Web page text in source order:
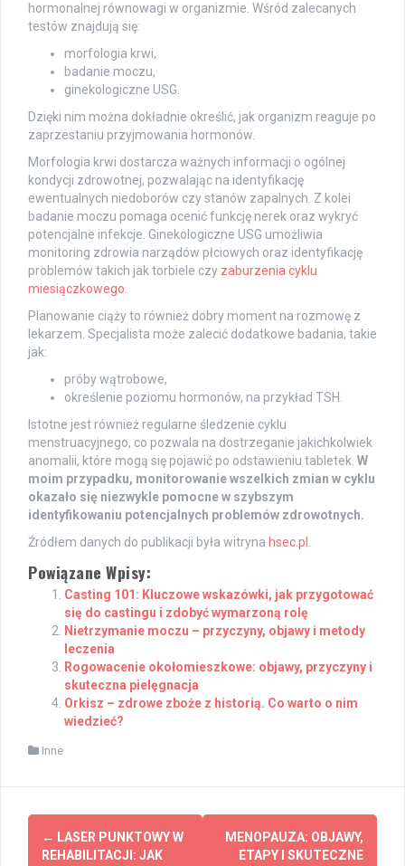
hormonalnej równowagi w organizmie. Wśród zalecanych
testów znajdują się:
morfologia krwi,
badanie moczu,
ginekologiczne USG.
Dzięki nim można dokładnie określić, jak organizm reaguje po
zaprzestaniu przyjmowania hormonów.
Morfologia krwi dostarcza ważnych informacji o ogólnej
kondycji zdrowotnej, pozwalając na identyfikację
ewentualnych niedoborów czy stanów zapalnych. Z kolei
badanie moczu pomaga ocenić funkcję nerek oraz wykryć
potencjalne infekcje. Ginekologiczne USG umożliwia
monitoring zdrowia narządów płciowych oraz identyfikację
problemów takich jak torbiele czy zaburzenia cyklu
miesiączkowego
Planowanie ciąży to również dobry moment na rozmowę z
lekarzem. Specjalista może zalecić dodatkowe badania, takie
jak:
próby wątrobowe,
określenie poziomu hormonów, na przykład TSH.
Istotne jest również regularne śledzenie cyklu
menstruacyjnego, co pozwala na dostrzeganie jakichkolwiek
anomalii, które mogą się pojawić po odstawieniu tabletek. W
moim przypadku, monitorowanie wszelkich zmian w cyklu
okazało się niezwykle pomocne w szybszym
identyfikowaniu potencjalnych problemów zdrowotnych.
Źródłem danych do publikacji była witryna hsec.pl
Powiązane Wpisy:
Casting 101: Kluczowe wskazówki, jak przygotować
się do castingu i zdobyć wymarzoną rolę
Nietrzymanie moczu – przyczyny, objawy i metody
leczenia
Rogowacenie okołomieszkowe: objawy, przyczyny i
skuteczna pielęgnacja
Orkisz – zdrowe zboże z historią. Co warto o nim
wiedzieć?
Inne
Post
← LASER PUNKTOWY W
REHABILITACJI: JAK
MENOPAUZA: OBJAWY,
ETAPY I SKUTECZNE